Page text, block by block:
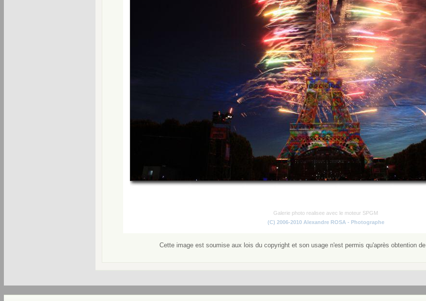
Galerie photo realisee avec le moteur SPGM
(C) 2006-2010 Alexandre ROSA - Photographe
Cette image est soumise aux lois du copyright et son usage n'est permis qu'après obtention de